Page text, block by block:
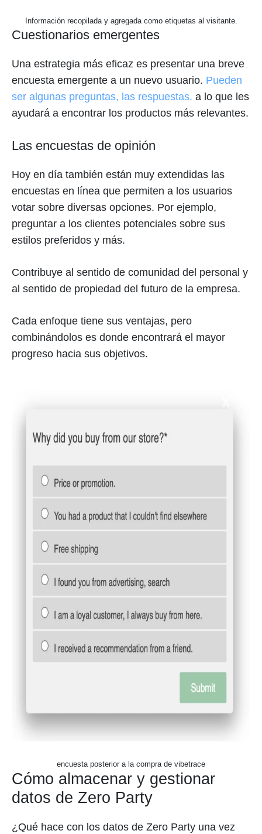
Información recopilada y agregada como etiquetas al visitante.
Cuestionarios emergentes
Una estrategia más eficaz es presentar una breve
encuesta emergente a un nuevo usuario. Pueden
ser algunas preguntas, las respuestas. a lo que les
ayudará a encontrar los productos más relevantes.
Las encuestas de opinión
Hoy en día también están muy extendidas las
encuestas en línea que permiten a los usuarios
votar sobre diversas opciones. Por ejemplo,
preguntar a los clientes potenciales sobre sus
estilos preferidos y más.
Contribuye al sentido de comunidad del personal y
al sentido de propiedad del futuro de la empresa.
Cada enfoque tiene sus ventajas, pero
combinándolos es donde encontrará el mayor
progreso hacia sus objetivos.
encuesta posterior a la compra de vibetrace
Cómo almacenar y gestionar
datos de Zero Party
¿Qué hace con los datos de Zero Party una vez